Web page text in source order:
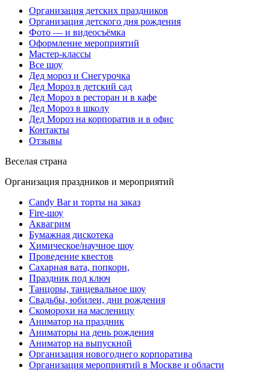
Организация детских праздников
Организация детского дня рождения
Фото — и видеосъёмка
Оформление мероприятий
Мастер-классы
Все шоу
Дед мороз и Снегурочка
Дед Мороз в детский сад
Дед Мороз в ресторан и в кафе
Дед Мороз в школу
Дед Мороз на корпоратив и в офис
Контакты
Отзывы
Веселая страна
Организация праздников и мероприятий
Candy Bar и торты на заказ
Fire-шоу
Аквагрим
Бумажная дискотека
Химическое/научное шоу
Проведение квестов
Сахарная вата, попкорн,
Праздник под ключ
Танцоры, танцевальное шоу
Свадьбы, юбилеи, дни рождения
Скоморохи на масленицу
Аниматор на праздник
Аниматоры на день рождения
Аниматор на выпускной
Организация новогоднего корпоратива
Организация мероприятий в Москве и области